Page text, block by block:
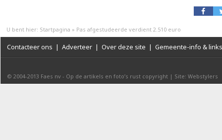
U bent hier: Startpagina » Pas afgestudeerde verdient 2.510 euro
Contacteer ons | Adverteer | Over deze site | Gemeente-info & links
© 2004-2013 Faes nv - Op de artikels en foto’s rust copyright | Site: Webstylers